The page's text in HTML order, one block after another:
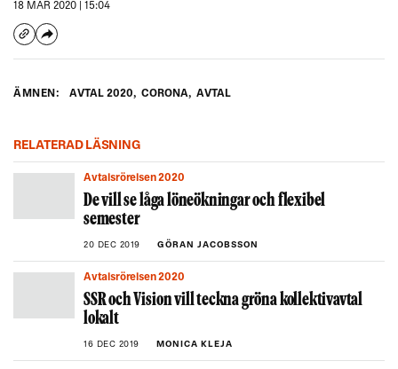
18 MAR 2020 | 15:04
ÄMNEN: AVTAL 2020, CORONA, AVTAL
RELATERAD LÄSNING
Avtalsrörelsen 2020
De vill se låga löneökningar och flexibel
semester
20 DEC 2019 GÖRAN JACOBSSON
Avtalsrörelsen 2020
SSR och Vision vill teckna gröna kollektivavtal
lokalt
16 DEC 2019 MONICA KLEJA